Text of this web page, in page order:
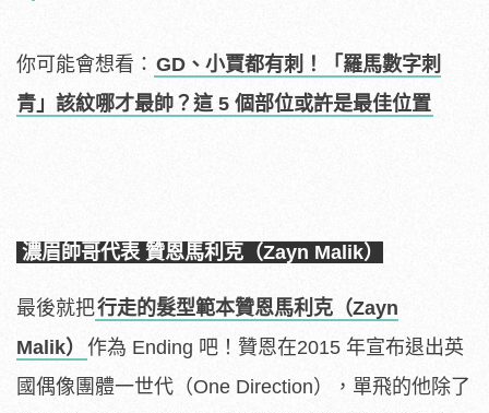
你可能會想看： GD、小賈都有刺！「羅馬數字刺
青」該紋哪才最帥？這 5 個部位或許是最佳位置
濃眉帥哥代表 贊恩馬利克（Zayn Malik）
最後就把行走的髮型範本贊恩馬利克（Zayn
Malik） 作為 Ending 吧！贊恩在2015 年宣布退出英
國偶像團體一世代（One Direction），單飛的他除了